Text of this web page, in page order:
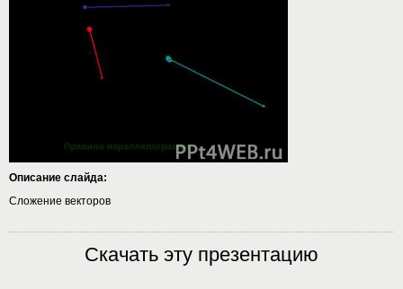
Описание слайда:
Сложение векторов
Скачать эту презентацию